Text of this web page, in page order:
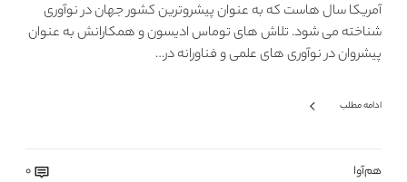
آمریکا سال هاست که به عنوان پیشروترین کشور جهان در نوآوری
شناخته می شود. تلاش های توماس ادیسون و همکارانش به عنوان
پیشروان در نوآوری های علمی و فناورانه در…
ادامه مطلب
هم‌آوا 0